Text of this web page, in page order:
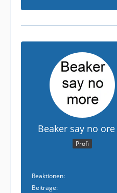
Beaker say no ore
Profi
Reaktionen
Beiträge